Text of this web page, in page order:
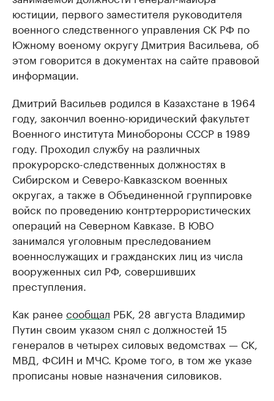
юстиции, первого заместителя руководителя
военного следственного управления СК РФ по
Южному военому округу Дмитрия Васильева, об
этом говорится в документах на сайте правовой
информации.
Дмитрий Васильев родился в Казахстане в 1964
году, закончил военно-юридический факультет
Военного института Минобороны СССР в 1989
году. Проходил службу на различных
прокурорско-следственных должностях в
Сибирском и Северо-Кавказском военных
округах, а также в Объединенной группировке
войск по проведению контртеррористических
операций на Северном Кавказе. В ЮВО
занимался уголовным преследованием
военнослужащих и гражданских лиц из числа
вооруженных сил РФ, совершивших
преступления.
Как ранее сообщал РБК, 28 августа Владимир
Путин своим указом снял с должностей 15
генералов в четырех силовых ведомствах — СК,
МВД, ФСИН и МЧС. Кроме того, в том же указе
прописаны новые назначения силовиков.